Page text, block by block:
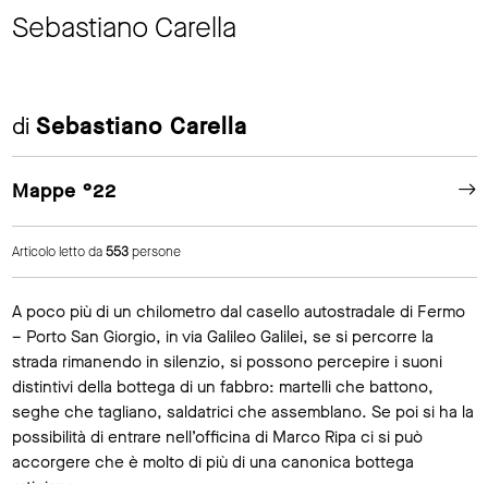
Sebastiano Carella
di Sebastiano Carella
Mappe °22
Articolo letto da553persone
A poco più di un chilometro dal casello autostradale di Fermo
– Porto San Giorgio, in via Galileo Galilei, se si percorre la
strada rimanendo in silenzio, si possono percepire i suoni
distintivi della bottega di un fabbro: martelli che battono,
seghe che tagliano, saldatrici che assemblano. Se poi si ha la
possibilità di entrare nell’officina di Marco Ripa ci si può
accorgere che è molto di più di una canonica bottega